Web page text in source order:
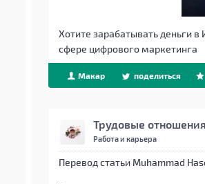
Хотите зарабатывать деньги в
сфере цифрового маркетинга
Макар поделиться
Трудовые
Работа и карьера
Перевод статьи Muhammad